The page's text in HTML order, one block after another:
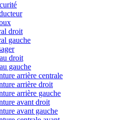
droit
gauche
droit
gauche
arrière centrale
arrière droit
arrière gauche
avant droit
avant gauche